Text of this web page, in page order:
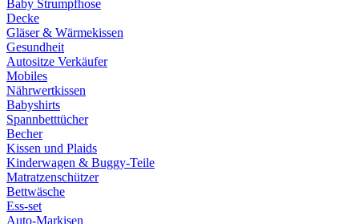
Baby Strumpfhose
Decke
Gläser & Wärmekissen
Gesundheit
Autositze Verkäufer
Mobiles
Nährwertkissen
Babyshirts
Spannbetttücher
Becher
Kissen und Plaids
Kinderwagen & Buggy-Teile
Matratzenschützer
Bettwäsche
Ess-set
Auto-Markisen